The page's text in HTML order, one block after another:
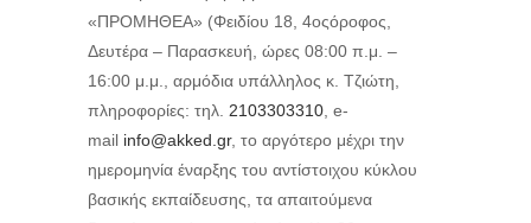
«ΠΡΟΜΗΘΕΑ» (Φειδίου 18, 4οςόροφος,
Δευτέρα – Παρασκευή, ώρες 08:00 π.μ. –
16:00 μ.μ., αρμόδια υπάλληλος κ. Τζιώτη,
πληροφορίες: τηλ. 2103303310 , e-
mail info@akked.gr, το αργότερο μέχρι την
ημερομηνία έναρξης του αντίστοιχου κύκλου
βασικής εκπαίδευσης, τα απαιτούμενα